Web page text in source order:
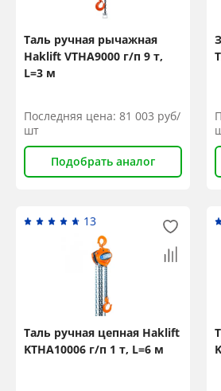
Таль ручная рычажная
Haklift VTHA9000 г/п 9 т,
L=3 м
Последняя цена: 81 003 руб/
шт
Подобрать аналог
13
Таль ручная цепная Haklift
KTHA10006 г/п 1 т, L=6 м